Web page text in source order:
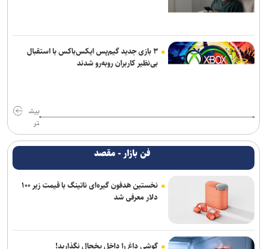
۳ بازی جدید گیم‌پس ایکس‌باکس با استقبال
بی‌نظیر کاربران روبه‌رو شدند
بیش
تر
فن بازار - مقصد
نخستین هدفون گیره‌ای ناتینگ با قیمت زیر ۱۰۰
دلار معرفی شد
گوشی داغ را داخل یخچال نگذارید!